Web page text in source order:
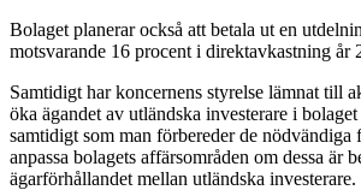
Bolaget planerar också att betala ut en
motsvarande 16 procent i direktavkastning år
Samtidigt har koncernens styrelse lämnat till
öka ägandet av utländska investerare i
samtidigt som man förbereder de nödvändiga
anpassa bolagets affärsområden om dessa är
ägarförhållandet mellan utländska investerare.